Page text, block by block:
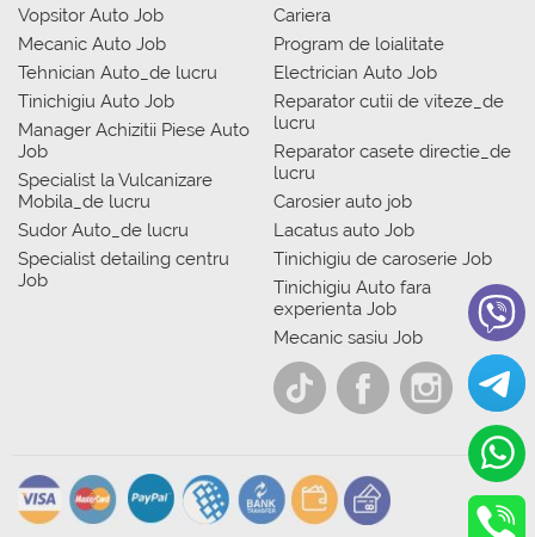
Vopsitor Auto Job
Mecanic Auto Job
Tehnician Auto_de lucru
Tinichigiu Auto Job
Manager Achizitii Piese Auto
Job
Specialist la Vulcanizare
Mobila_de lucru
Sudor Auto_de lucru
Specialist detailing centru
Job
Cariera
Program de loialitate
Electrician Auto Job
Reparator cutii de viteze_de
lucru
Reparator casete directie_de
lucru
Carosier auto job
Lacatus auto Job
Tinichigiu de caroserie Job
Tinichigiu Auto fara
experienta Job
Mecanic sasiu Job